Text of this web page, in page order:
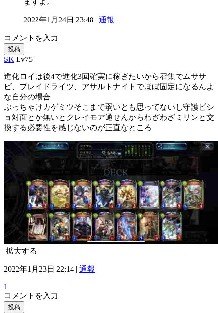
2022年1月24日 23:48 | 通報
コメントを入力
投稿
SK Lv75
進化ロイは後4で進化3回確実に稼ぎたいから召集でムササ
ビ、ブレイドライツ、アサルトナイトでほぼ固定になるんよ
な自分の場合
ぶっちゃけカゲミツそこまで弱いとも思ってないし守護ビシ
ョ対面とか無いとクレイモア通せんからわざわざミリンと交
換する必要性を感じないのが正直なところ
拡大する
2022年1月23日 22:14 | 通報
1
コメントを入力
投稿